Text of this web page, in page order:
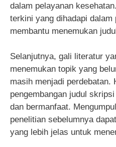
dalam pelayanan
terkini yang dihadapi
membantu menemukan
Selanjutnya, gali literatur
menemukan topik yang
masih menjadi perdebatan.
pengembangan judul
dan bermanfaat.
penelitian sebelumnya
yang lebih jelas untuk